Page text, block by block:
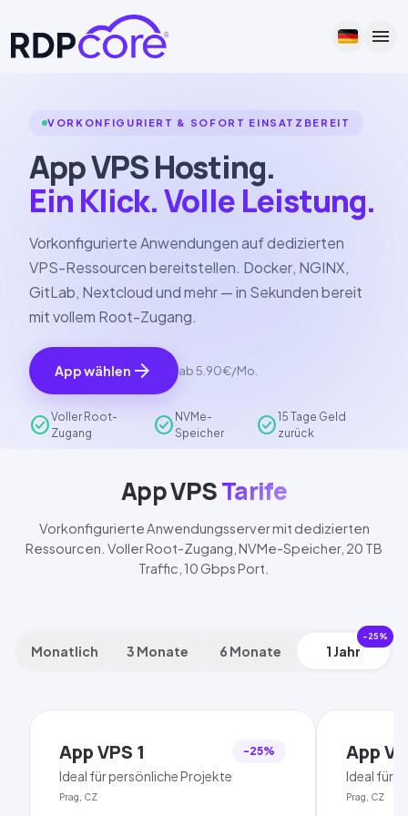
menu
VORKONFIGURIERT & SOFORT EINSATZBEREIT
App VPSHosting.
Ein Klick. Volle Leistung.
Vorkonfigurierte Anwendungen auf dedizierten
VPS-Ressourcen bereitstellen. Docker, NGINX,
GitLab, Nextcloudund mehr — in Sekunden bereit
mit vollem Root-Zugang.
App wählen arrow_forward ab5.90€/Mo.
check_circleVoller Root-
Zugang
check_circle NVMe-
Speicher
check_circle15 Tage Geld
zurück
App VPSTarife
Vorkonfigurierte Anwendungsserver mit dedizierten
Ressourcen. Voller Root-Zugang, NVMe-Speicher, 20 TB
Traffic, 10 GbpsPort.
Monatlich 3 Monate 6 Monate 1 Jahr
-25%
App VPS 1
Ideal für persönlicheProjekte
Prag, CZ
-25% App
Ideal für
Prag, CZ